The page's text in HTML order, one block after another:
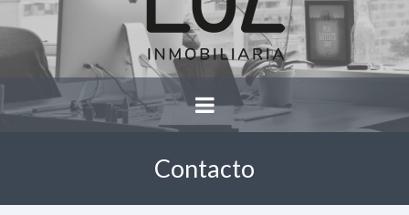
Contacto